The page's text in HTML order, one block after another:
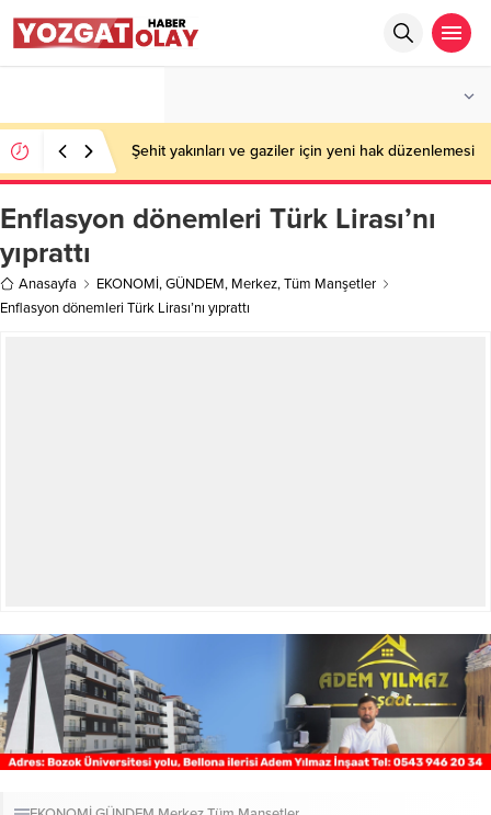
Şehit yakınları ve gaziler için yeni hak düzenlemesi
Enflasyon dönemleri Türk Lirası’nı
yıprattı
Anasayfa EKONOMİ,GÜNDEM, Merkez,Tüm Manşetler
Enflasyon dönemleri Türk Lirası’nı yıprattı